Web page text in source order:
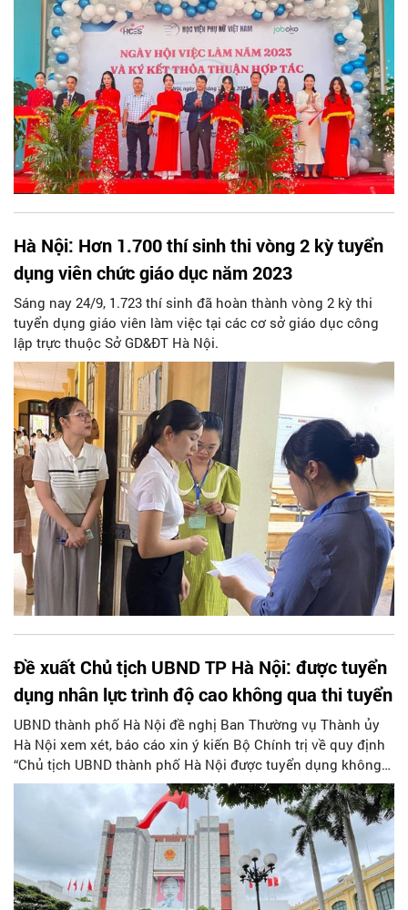
Hà Nội: Hơn 1.700 thí sinh thi vòng 2 kỳ tuyển
dụng viên chức giáo dục năm 2023
Sáng nay 24/9, 1.723 thí sinh đã hoàn thành vòng 2 kỳ thi
tuyển dụng giáo viên làm việc tại các cơ sở giáo dục công
lập trực thuộc Sở GD&ĐT Hà Nội.
Đề xuất Chủ tịch UBND TP Hà Nội: được tuyển
dụng nhân lực trình độ cao không qua thi tuyển
UBND thành phố Hà Nội đề nghị Ban Thường vụ Thành ủy
Hà Nội xem xét, báo cáo xin ý kiến Bộ Chính trị về quy định
“Chủ tịch UBND thành phố Hà Nội được tuyển dụng không
qua thi tuyển với cá nhân có năng lực, trình độ cao đang ở
ngoài khu vực nhà nước” trong dự thảo Luật Thủ đô (sửa